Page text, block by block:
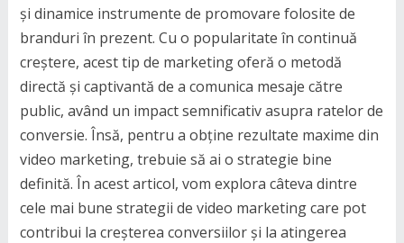
și dinamice instrumente de promovare folosite de
branduri în prezent. Cu o popularitate în continuă
creștere, acest tip de marketing oferă o metodă
directă și captivantă de a comunica mesaje către
public, având un impact semnificativ asupra ratelor de
conversie. Însă, pentru a obține rezultate maxime din
video marketing, trebuie să ai o strategie bine
definită. În acest articol, vom explora câteva dintre
cele mai bune strategii de video marketing care pot
contribui la creșterea conversiilor și la atingerea